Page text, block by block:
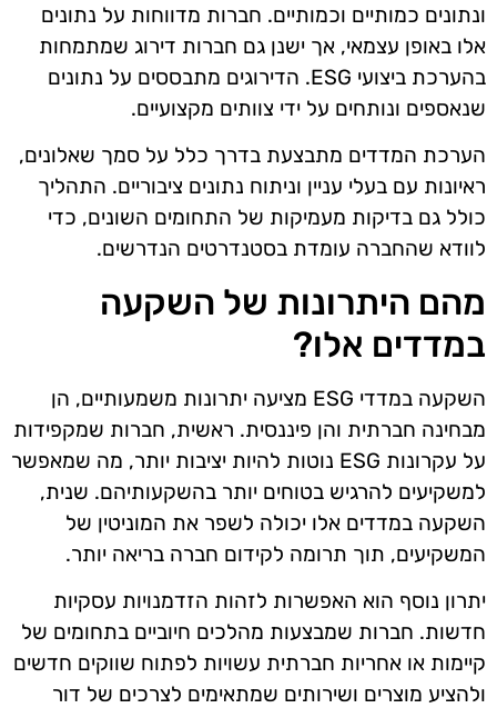
ונתונים כמותיים וכמותיים. חברות מדווחות על נתונים
אלו באופן עצמאי, אך ישנן גם חברות דירוג שמתמחות
בהערכת ביצועי ESG. הדירוגים מתבססים על נתונים
שנאספים ונותחים על ידי צוותים מקצועיים.
הערכת המדדים מתבצעת בדרך כלל על סמך שאלונים,
ראיונות עם בעלי עניין וניתוח נתונים ציבוריים. התהליך
כולל גם בדיקות מעמיקות של התחומים השונים, כדי
לוודא שהחברה עומדת בסטנדרטים הנדרשים.
מהם היתרונות של השקעה
במדדים אלו?
השקעה במדדי ESG מציעה יתרונות משמעותיים, הן
מבחינה חברתית והן פיננסית. ראשית, חברות שמקפידות
על עקרונות ESG נוטות להיות יציבות יותר, מה שמאפשר
למשקיעים להרגיש בטוחים יותר בהשקעותיהם. שנית,
השקעה במדדים אלו יכולה לשפר את המוניטין של
המשקיעים, תוך תרומה לקידום חברה בריאה יותר.
יתרון נוסף הוא האפשרות לזהות הזדמנויות עסקיות
חדשות. חברות שמבצעות מהלכים חיוביים בתחומים של
קיימות או אחריות חברתית עשויות לפתוח שווקים חדשים
ולהציע מוצרים ושירותים שמתאימים לצרכים של דור